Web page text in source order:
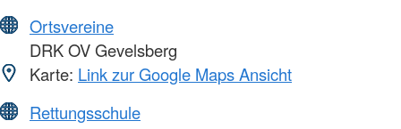
Ortsvereine
DRK OV Gevelsberg
Karte: Link zur Google Maps Ansicht
Rettungsschule